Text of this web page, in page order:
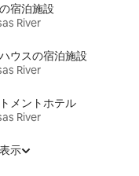
宿泊施設
River
ウスの宿泊施設
River
メントホテル
River
示